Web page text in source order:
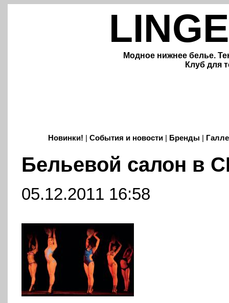
Модное нижнее белье.
Клуб для
Новинки! События и новости| Бренды
Бельевой салон в
05.12.2011 16:58